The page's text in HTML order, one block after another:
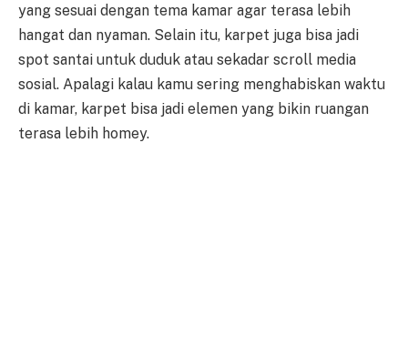
yang sesuai dengan tema kamar agar terasa lebih
hangat dan nyaman. Selain itu, karpet juga bisa jadi
spot santai untuk duduk atau sekadar scroll media
sosial. Apalagi kalau kamu sering menghabiskan waktu
di kamar, karpet bisa jadi elemen yang bikin ruangan
terasa lebih homey.